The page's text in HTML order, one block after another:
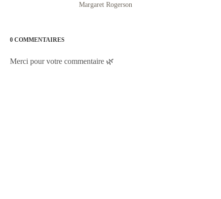
Margaret Rogerson
0 COMMENTAIRES
Merci pour votre commentaire 🌿